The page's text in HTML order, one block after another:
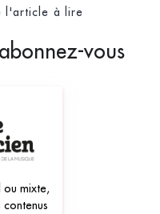
l'article à lire
vous
ou mixte,